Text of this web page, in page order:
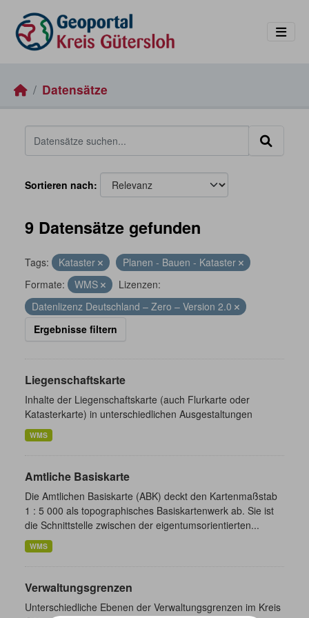
Datensätze
Sortieren nach
9 Datensätze gefunden
Tags: Kataster
Planen - Bauen - Kataster
Formate:
WMS
Lizenzen:
Datenlizenz Deutschland – Zero – Version 2.0
Ergebnisse filtern
Liegenschaftskarte
Inhalte der Liegenschaftskarte (auch Flurkarte oder
Katasterkarte) in unterschiedlichen Ausgestaltungen
WMS
Amtliche Basiskarte
Die Amtlichen Basiskarte (ABK) deckt den Kartenmaßstab
1 : 5 000 als topographisches Basiskartenwerk ab. Sie ist
die Schnittstelle zwischen der eigentumsorientierten...
WMS
Verwaltungsgrenzen
Unterschiedliche Ebenen der Verwaltungsgrenzen im Kreis